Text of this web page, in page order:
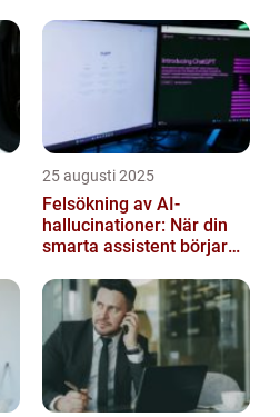
25 augusti 2025
Felsökning av AI-
hallucinationer: När din
smarta assistent börjar